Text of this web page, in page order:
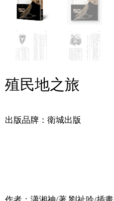
殖民地之旅
出版品牌：衛城出版